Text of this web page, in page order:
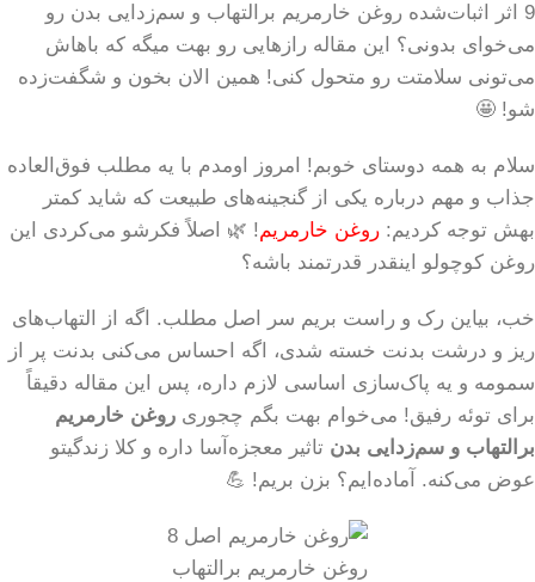
9 اثر اثبات‌شده روغن خارمریم برالتهاب و سم‌زدایی بدن رو
می‌خوای بدونی؟ این مقاله رازهایی رو بهت میگه که باهاش
می‌تونی سلامتت رو متحول کنی! همین الان بخون و شگفت‌زده
شو! 🤩
سلام به همه دوستای خوبم! امروز اومدم با یه مطلب فوق‌العاده
جذاب و مهم درباره یکی از گنجینه‌های طبیعت که شاید کمتر
بهش توجه کردیم: روغن خارمریم! 🌿 اصلاً فکرشو می‌کردی این
روغن کوچولو اینقدر قدرتمند باشه؟
خب، بیاین رک و راست بریم سر اصل مطلب. اگه از التهاب‌های
ریز و درشت بدنت خسته شدی، اگه احساس می‌کنی بدنت پر از
سمومه و یه پاک‌سازی اساسی لازم داره، پس این مقاله دقیقاً
برای توئه رفیق! می‌خوام بهت بگم چجوری روغن خارمریم
برالتهاب و سم‌زدایی بدن تاثیر معجزه‌آسا داره و کلا زندگیتو
عوض می‌کنه. آماده‌ایم؟ بزن بریم! 💪
روغن خارمریم برالتهاب